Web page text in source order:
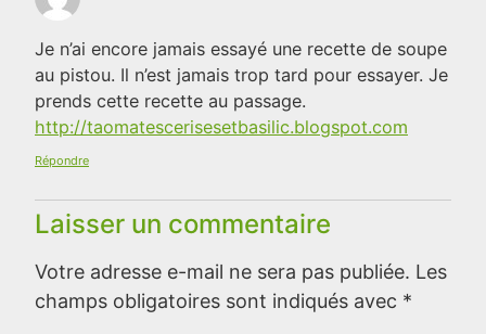
Je n’ai encore jamais essayé une recette de soupe
au pistou. Il n’est jamais trop tard pour essayer. Je
prends cette recette au passage.
http://taomatescerisesetbasilic.blogspot.com
Répondre
Laisser un commentaire
Votre adresse e-mail ne sera pas publiée. Les
champs obligatoires sont indiqués avec *